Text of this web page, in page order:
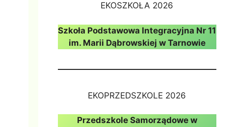
EKOSZKOŁA 2026
Szkoła Podstawowa Integracyjna Nr 11
im. Marii Dąbrowskiej w Tarnowie
EKOPRZEDSZKOLE 2026
Przedszkole Samorządowe w